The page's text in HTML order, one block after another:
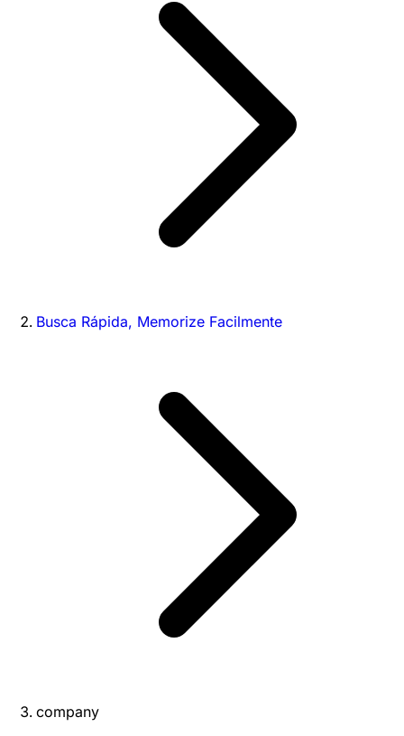
Busca Rápida, Memorize Facilmente
company